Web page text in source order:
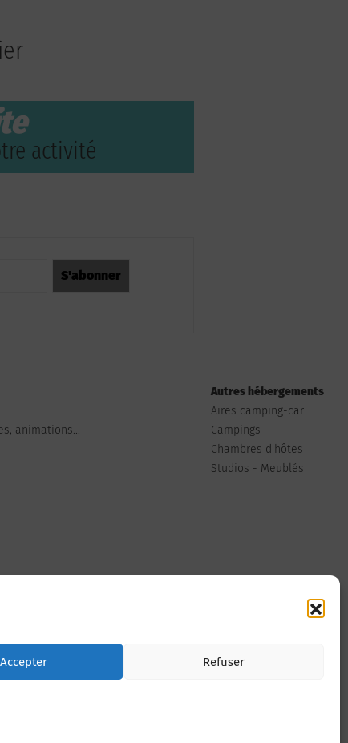
Accepter Refuser
activité
animations...
Autres hébergements
Aires camping-car
Campings
Chambres d'hôtes
Studios - Meublés
Nous contacter